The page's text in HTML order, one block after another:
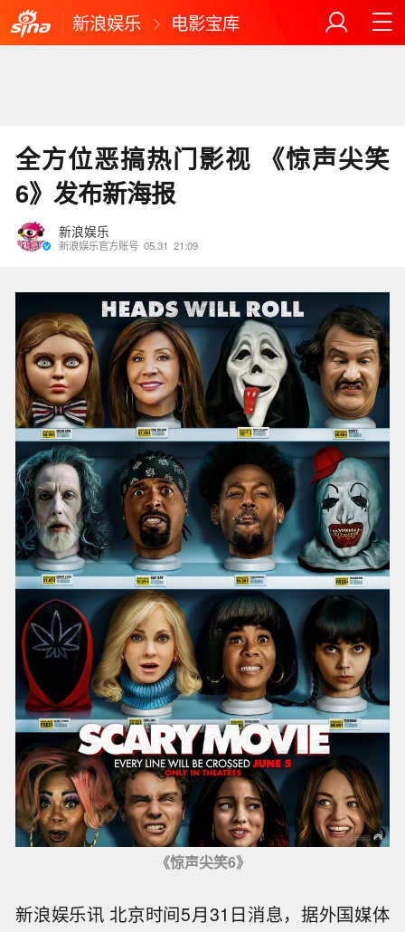
新浪娱乐 电影宝库
全方位恶搞热门影视 《惊声尖笑
6》发布新海报
新浪娱乐
新浪娱乐官方账号 05.31 21:09
《惊声尖笑6》
新浪娱乐讯 北京时间5月31日消息，据外国媒体